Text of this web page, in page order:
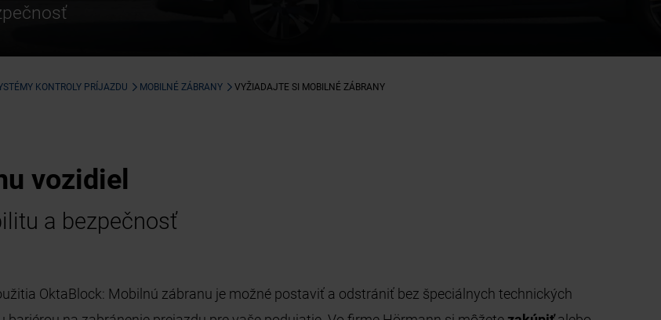
KONTROLY PRÍJAZDU MOBILNÉ ZÁBRANY VYŽIADAJTE SI MOBILNÉ ZÁBRANY
vozidiel
a bezpečnosť
OktaBlock: Mobilnú zábranu je možné postaviť a odstrániť bez špeciálnych technických